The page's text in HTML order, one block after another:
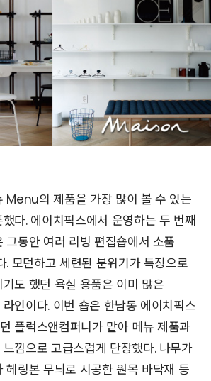
Menu의 제품을 가장 많이 볼 수 있는
다. 에이치픽스에서 운영하는 두 번째
그동안 여러 리빙 편집숍에서 소품
. 모던하고 세련된 분위기가 특징으로
도 했던 욕실 용품은 이미 많은
인이다. 이번 숍은 한남동 에이치픽스
플럭스앤컴퍼니가 맡아 메뉴 제품과
낌으로 고급스럽게 단장했다. 나무가
헤링본 무늬로 시공한 원목 바닥재 등